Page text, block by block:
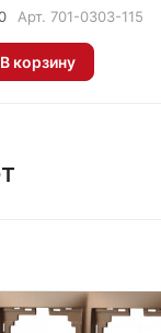
Арт. 701-0303-115
В корзину